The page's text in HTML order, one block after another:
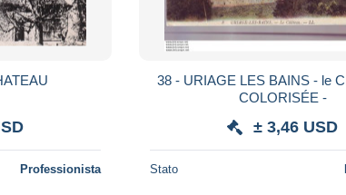
Professionista
38 - URIAGE LES BAINS - le
COLORISÉE -
± 3,46 USD
Stato